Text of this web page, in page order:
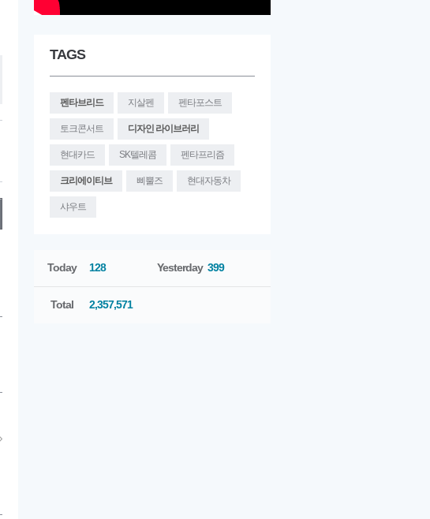
TAGS
펜타브리드 지살펜 펜타포스트
토크콘서트 디자인 라이브러리
현대카드 SK텔레콤 펜타프리즘
크리에이티브 삐뿔즈 현대자동차
샤우트
Today 128 Yesterday 399
Total 2,357,571